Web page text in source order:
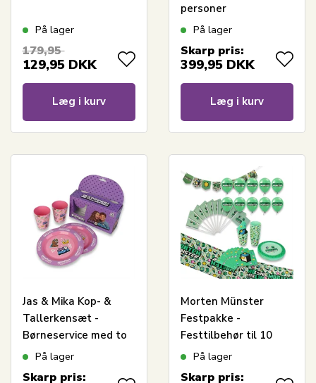
På lager
179,95
129,95 DKK
Læg i kurv
personer
På lager
Skarp pris:
399,95 DKK
Læg i kurv
Jas & Mika Kop- &
Tallerkensæt -
Børneservice med to
tallerkener og to
På lager
Skarp pris:
Morten Münster
Festpakke -
Festtilbehør til 10
personer
På lager
Skarp pris: